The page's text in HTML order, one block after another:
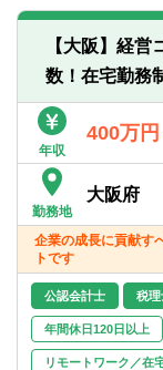
【大阪】経
数！在宅勤務
年収
400万
勤務地
大阪府
企業の成長に貢献す
トです
公認会計士 税理
年間休日120日以上
リモートワーク／在